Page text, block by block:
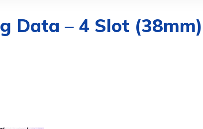
Data – 4 Slot (38mm)